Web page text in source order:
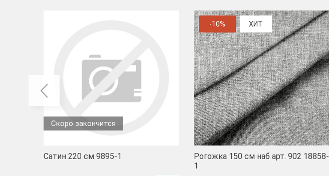
Скоро закончится
Сатин 220 см 9895-1
-10% ХИТ
Рогожка 150 см наб арт. 902 18858-
1